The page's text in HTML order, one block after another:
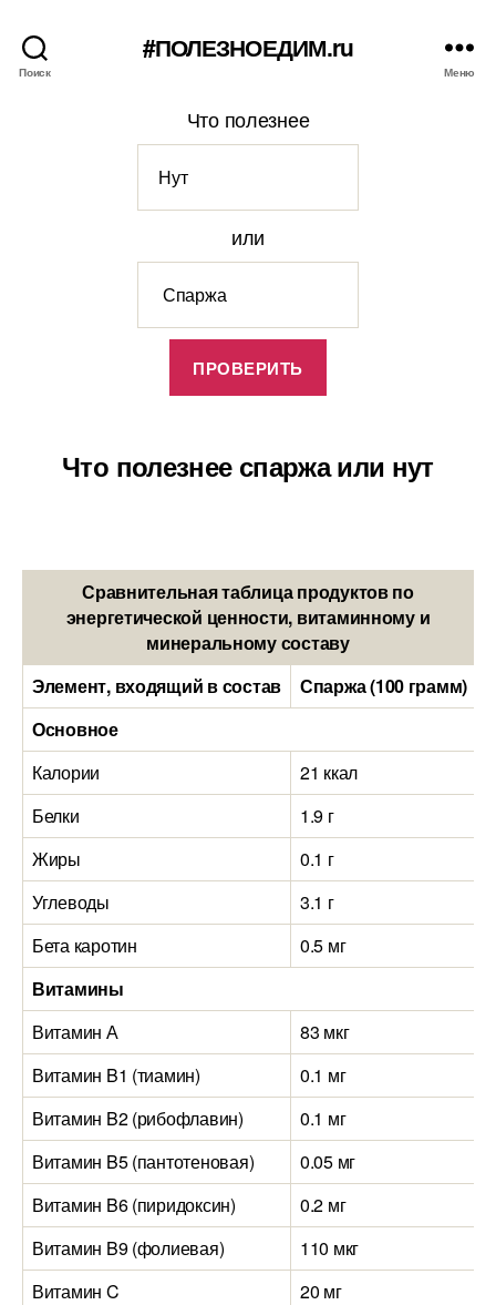
Поиск
#ПОЛЕЗНОЕДИМ.ru
Меню
Что полезнее
или
Что полезнее спаржа или нут
Сравнительная таблица продуктов по
энергетической ценности, витаминному и
минеральному составу
Элемент, входящий в состав
Спаржа (100 грамм)
Основное
Калории
21 ккал
Белки
1.9 г
Жиры
0.1 г
Углеводы
3.1 г
Бета каротин
0.5 мг
Витамины
Витамин А
83 мкг
Витамин B1 (тиамин)
0.1 мг
Витамин B2 (рибофлавин)
0.1 мг
Витамин B5 (пантотеновая)
0.05 мг
Витамин B6 (пиридоксин)
0.2 мг
Витамин B9 (фолиевая)
110 мкг
Витамин C
20 мг